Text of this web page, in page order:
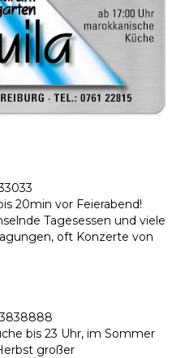
20min vor Feierabend!
Tagesessen und viele
oft Konzerte von
3838888
bis 23 Uhr, im Sommer
großer